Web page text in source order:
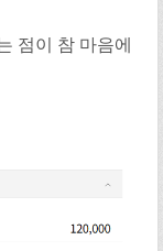
점이 참 마음에